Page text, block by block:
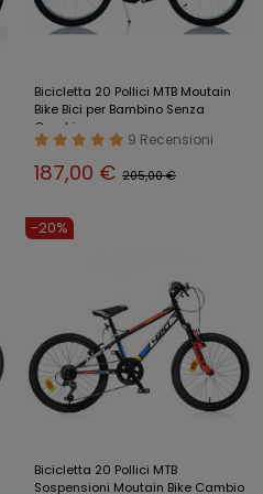
Bicicletta 20 Pollici MTB Moutain
Bike Bici per Bambino Senza
Cambio
9 Recensioni
187,00 € 205,00 €
-20%
Bicicletta 20 Pollici MTB
Sospensioni Moutain Bike Cambio